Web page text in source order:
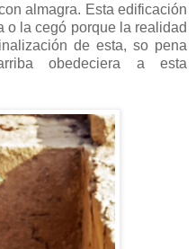
almagra. Esta edificación
la cegó porque la realidad
de esta, so pena
obedeciera a esta